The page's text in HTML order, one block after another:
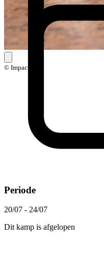
© Impact
Periode
20/07 - 24/07
Dit kamp is afgelopen